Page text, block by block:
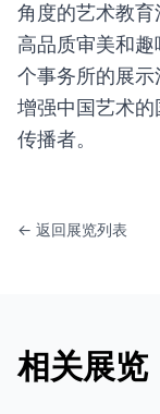
角度的艺术教
高品质审美和
个事务所的展示
增强中国艺术
传播者。
← 返回展览列表
相关展览